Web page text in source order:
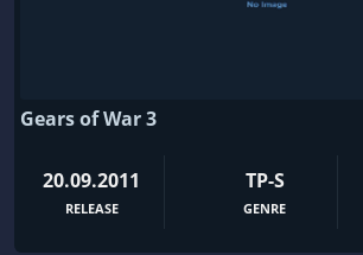
Gears of War 3
20.09.2011
RELEASE
TP-S
GENRE